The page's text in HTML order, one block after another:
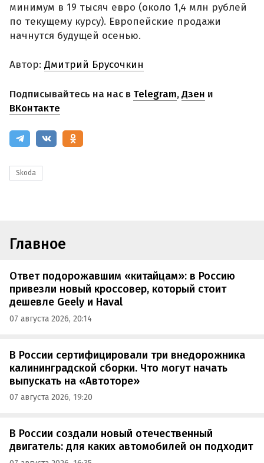
минимум в 19 тысяч евро (около 1,4 млн рублей
по текущему курсу). Европейские продажи
начнутся будущей осенью.
Автор: Дмитрий Брусочкин
Подписывайтесь на нас в Telegram,Дзен и
ВКонтакте
Skoda
Главное
Ответ подорожавшим «китайцам»: в Россию
привезли новый кроссовер, который стоит
дешевле Geely и Haval
07 августа 2026, 20:14
В России сертифицировали три внедорожника
калининградской сборки. Что могут начать
выпускать на «Автоторе»
07 августа 2026, 19:20
В России создали новый отечественный
двигатель: для каких автомобилей он подходит